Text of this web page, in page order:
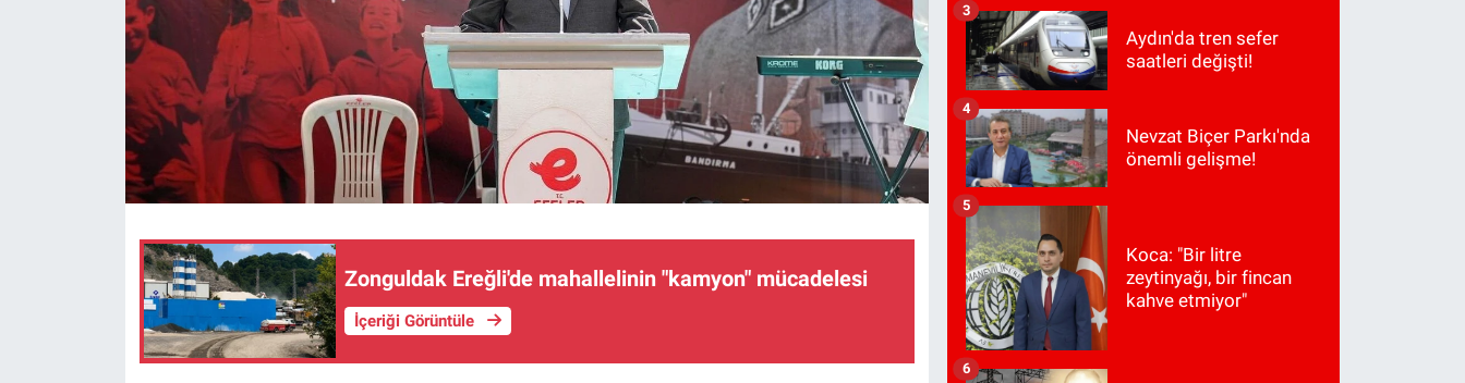
Zonguldak Ereğli'de mahallelinin "kamyon" mücadelesi
İçeriği Görüntüle
Aydın'da tren sefer
saatleri değişti!
3
Nevzat Biçer Parkı'nda
önemli gelişme!
4
Koca: "Bir litre
zeytinyağı, bir fincan
kahve etmiyor"
5
6